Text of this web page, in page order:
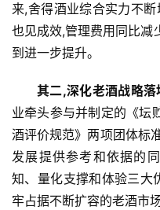
来,舍得酒业综合实力不
也见成效,管理费用同比减
到进一步提升。
其二,深化老酒战略落
业牵头参与并制定的《坛
酒评价规范》两项团体标
发展提供参考和依据的
知、量化支撑和体验三大
牢占据不断扩容的老酒市场